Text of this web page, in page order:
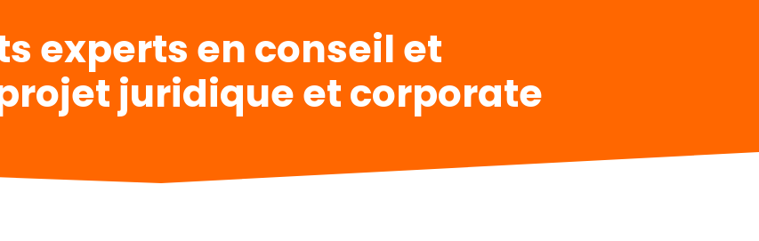
experts en conseil et
juridique et corporate